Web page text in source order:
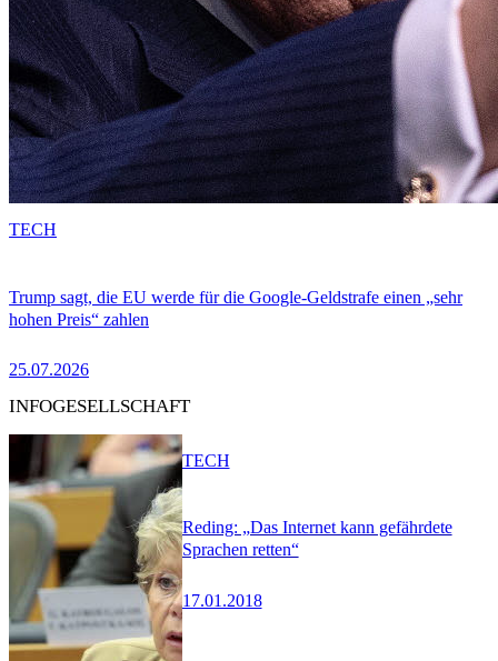
Trump sagt, die EU werde für die Google-Geldstrafe einen „sehr
hohen Preis“ zahlen
25.07.2026
TECH
INFOGESELLSCHAFT
Reding: „Das Internet kann gefährdete
Sprachen retten“
17.01.2018
TECH